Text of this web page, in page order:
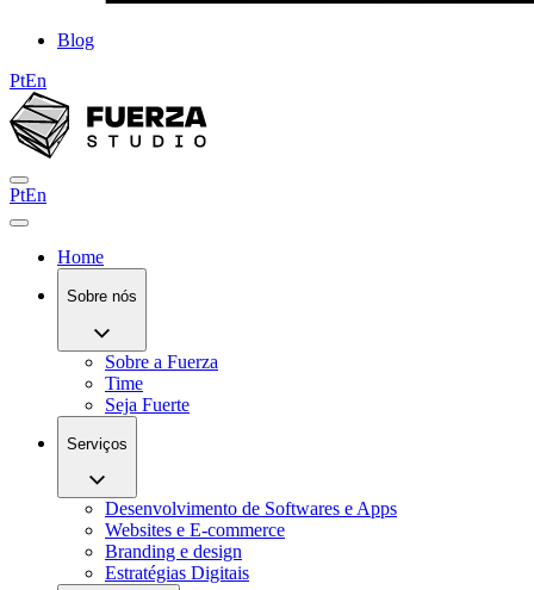
Blog
PtEn
PtEn
Home
Sobre nós
Sobre a Fuerza
Time
Seja Fuerte
Serviços
Desenvolvimento de Softwares e Apps
Websites e E-commerce
Branding e design
Estratégias Digitais